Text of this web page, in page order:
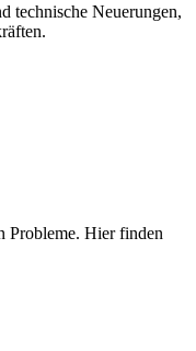
technische Neuerungen,
Probleme. Hier finden